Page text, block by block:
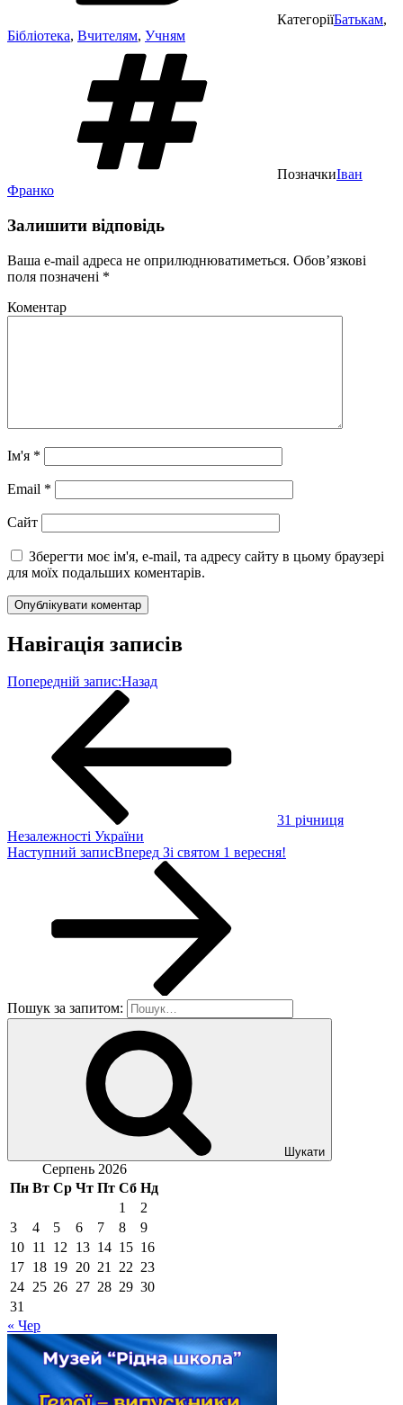
КатегоріїБатькам,
Бібліотека, Вчителям, Учням
ПозначкиІван
Франко
Залишити відповідь
Ваша e-mail адреса не оприлюднюватиметься. Обов’язкові
поля позначені *
Коментар
Ім'я *
Email *
Сайт
Зберегти моє ім'я, e-mail, та адресу сайту в цьому браузері
для моїх подальших коментарів.
Навігація записів
Попередній запис:Назад
31 річниця
Незалежності України
Наступний записВперед Зі святом 1 вересня!
Пошук за запитом:
Шукати
Серпень 2026
Пн Вт Ср Чт Пт Сб Нд
1
2
3
4 5 6 7 8
9
10 11 12 13 14 15 16
17 18 19 20 21 22 23
24 25 26 27 28 29 30
31
« Чер